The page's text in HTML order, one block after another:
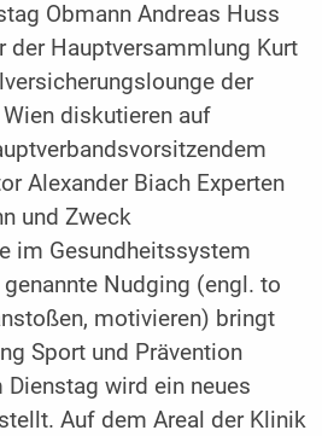
Obmann Andreas Huss
der Hauptversammlung Kurt
der
diskutieren auf
Alexander Biach Experten
und Zweck
im Gesundheitssystem
Nudging (engl. to
motivieren) bringt
Sport und Prävention
Dienstag wird ein neues
Auf dem Areal der Klinik